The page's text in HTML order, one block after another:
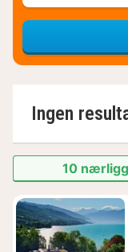
Ingen
10